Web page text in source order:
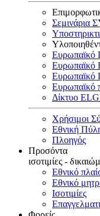
Σεμινάρια
Ευρωπαϊκό
Ευρωπαϊκό
Ευρωπαϊκό
Ευρωπαϊκό
Δίκτυο
Χρήσιμοι
Εθνική
Πλοηγός
Προσόντα
ισοτιμίες -
Εθνικό
Εθνικό
Ισοτιμίες